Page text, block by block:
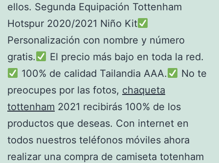
ellos. Segunda Equipación Tottenham
Hotspur 2020/2021 Niño Kit
Personalización con nombre y número
gratis.
El precio más bajo en toda la red.
100% de calidad Tailandia AAA.
No te
preocupes por las fotos, chaqueta
tottenham 2021 recibirás 100% de los
productos que deseas. Con internet en
todos nuestros teléfonos móviles ahora
realizar una compra de camiseta totenham